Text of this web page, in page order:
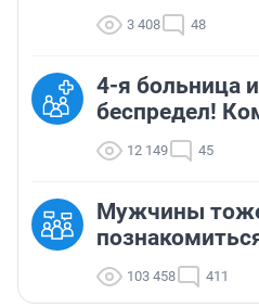
3 408 48
4-я больница
беспредел!
12 149 45
Мужчины
103 458 411